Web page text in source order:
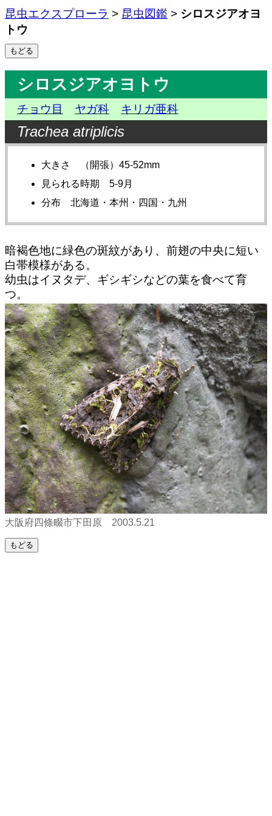
昆虫エクスプローラ > 昆虫図鑑 > シロスジアオヨ
トウ
シロスジアオヨトウ
チョウ目 ヤガ科 キリガ亜科
Trachea atriplicis
大きさ （開張）45-52mm
見られる時期 5-9月
分布 北海道・本州・四国・九州
暗褐色地に緑色の斑紋があり、前翅の中央に短い
白帯模様がある。
幼虫はイヌタデ、ギシギシなどの葉を食べて育
つ。
大阪府四條畷市下田原 2003.5.21